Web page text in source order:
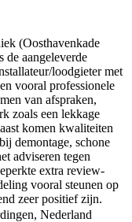
(Oosthavenkade
aangeleverde
loodgieter met
vooral professionele
van afspraken,
zoals een lekkage
komen kwaliteiten
demontage, schone
adviseren tegen
extra review-
vooral steunen op
zeer positief zijn.
Nederland